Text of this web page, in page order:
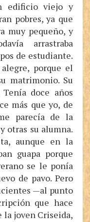
edificio viejo y
pobres, ya que
muy pequeño, y
arrastraba
de estudiante.
porque el
matrimonio. Su
doce años
más que yo, de
parecía de la
otras su alumna.
aunque en la
guapa porque
se le ponía
de pavo. Pero
—al punto
que hace
la joven Criseida,